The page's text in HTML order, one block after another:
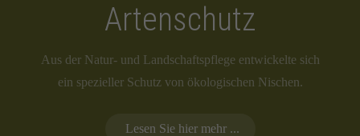
Artenschutz
Aus der Natur- und Landschaftspflege entwickelte sich
ein spezieller Schutz von ökologischen Nischen.
Lesen Sie hier mehr ...